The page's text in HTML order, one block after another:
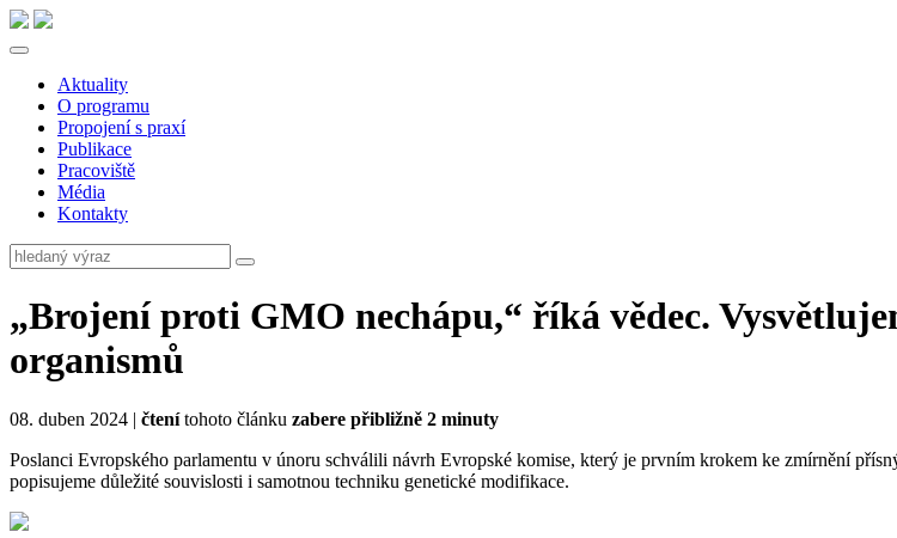
Aktuality
O programu
Propojení s praxí
Publikace
Pracoviště
Média
Kontakty
„Brojení proti GMO nechápu,“ říká vědec.
organismů
08. duben 2024 | čtenítohoto článku zabere přibližně 2 minuty
Poslanci Evropského parlamentu v únoru schválili návrh Evropské komise, který je prvním krokem ke zmírnění
popisujeme důležité souvislosti i samotnou techniku genetické modifikace.